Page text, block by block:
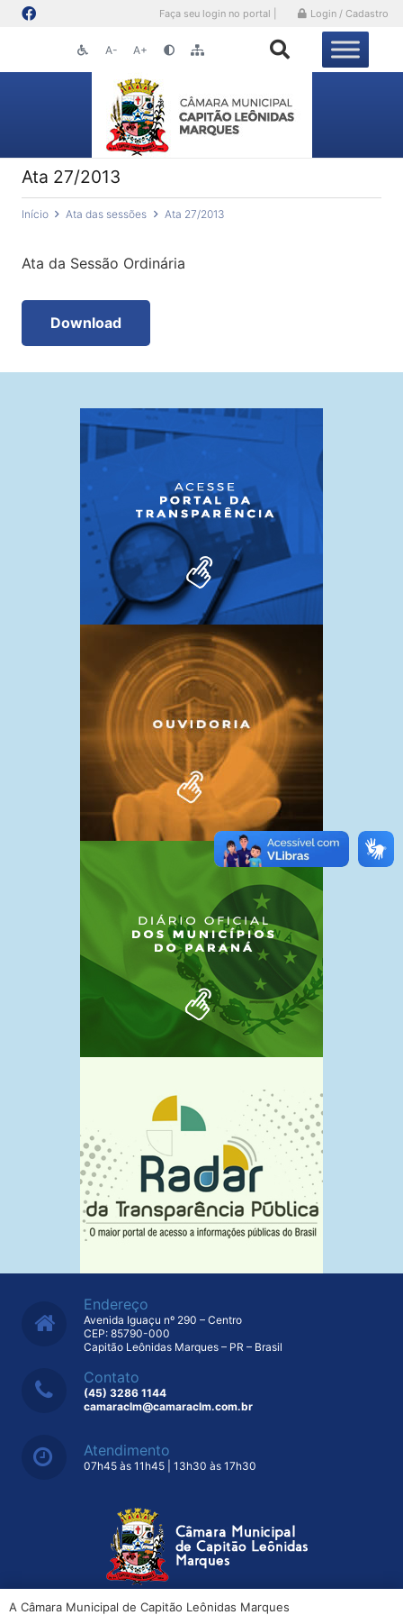
Faça seu login no portal | Login / Cadastro
A- A+
Ata 27/2013
Início Ata das sessões Ata 27/2013
Ata da Sessão Ordinária
Download
Endereço
Avenida Iguaçu nº 290 – Centro
CEP: 85790-000
Capitão Leônidas Marques – PR – Brasil
Contato
(45) 3286 1144
camaraclm@camaraclm.com.br
Atendimento
07h45 às 11h45 | 13h30 às 17h30
A Câmara Municipal de Capitão Leônidas Marques